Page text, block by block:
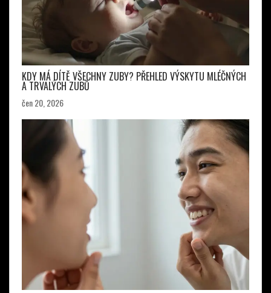
KDY MÁ DÍTĚ VŠECHNY ZUBY? PŘEHLED VÝSKYTU MLÉČNÝCH
A TRVALÝCH ZUBŮ
čen 20, 2026